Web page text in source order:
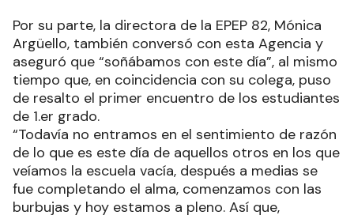
Por su parte, la directora de la EPEP 82, Mónica
Argüello, también conversó con esta Agencia y
aseguró que “soñábamos con este día”, al mismo
tiempo que, en coincidencia con su colega, puso
de resalto el primer encuentro de los estudiantes
de 1.er grado.
“Todavía no entramos en el sentimiento de razón
de lo que es este día de aquellos otros en los que
veíamos la escuela vacía, después a medias se
fue completando el alma, comenzamos con las
burbujas y hoy estamos a pleno. Así que,